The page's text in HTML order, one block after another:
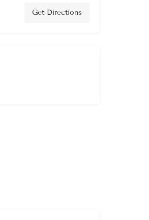
Get Directions